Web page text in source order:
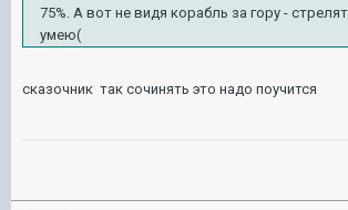
75%. А вот не видя корабль за гору -
умею(
сказочник так сочинять это надо поучится